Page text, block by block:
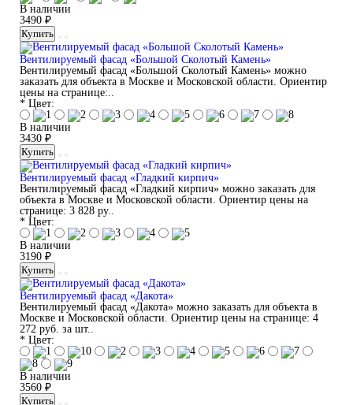
В наличии
3490 ₽
Купить
Вентилируемый фасад «Большой Сколотый Камень»
Вентилируемый фасад «Большой Сколотый Камень» можно
заказать для объекта в Москве и Московской области. Ориентир
цены на странице:..
* Цвет:
В наличии
3430 ₽
Купить
Вентилируемый фасад «Гладкий кирпич»
Вентилируемый фасад «Гладкий кирпич» можно заказать для
объекта в Москве и Московской области. Ориентир цены на
странице: 3 828 ру..
* Цвет:
В наличии
3190 ₽
Купить
Вентилируемый фасад «Дакота»
Вентилируемый фасад «Дакота» можно заказать для объекта в
Москве и Московской области. Ориентир цены на странице: 4
272 руб. за шт..
* Цвет:
В наличии
3560 ₽
Купить